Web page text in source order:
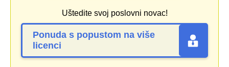
Uštedite svoj poslovni novac!
Ponuda s popustom na više
licenci